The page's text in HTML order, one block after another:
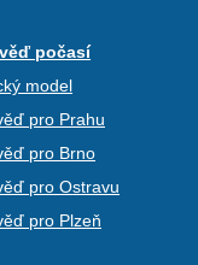
počasí
model
pro Prahu
pro Brno
pro Ostravu
pro Plzeň